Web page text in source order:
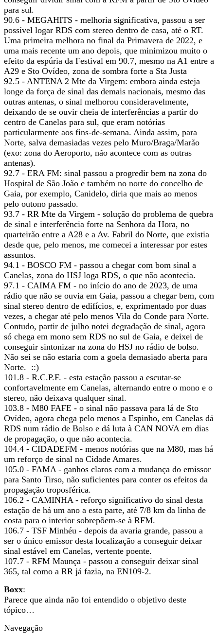
para sul.
90.6 - MEGAHITS - melhoria significativa, passou a ser
possível logar RDS com stereo dentro de casa, até o RT.
Uma primeira melhora no final da Primavera de 2022, e
uma mais recente um ano depois, que minimizou muito o
efeito da espúria da Festival em 90.7, mesmo na A1 entre a
A29 e Sto Ovídeo, zona de sombra forte a Sta Justa
92.5 - ANTENA 2 Mte da Virgem: embora ainda esteja
longe da força de sinal das demais nacionais, mesmo das
outras antenas, o sinal melhorou consideravelmente,
deixando de se ouvir cheia de interferências a partir do
centro de Canelas para sul, que eram notórias
particularmente aos fins-de-semana. Ainda assim, para
Norte, salva demasiadas vezes pelo Muro/Braga/Marão
(exo: zona do Aeroporto, não acontece com as outras
antenas).
92.7 - ERA FM: sinal passou a progredir bem na zona do
Hospital de São João e também no norte do concelho de
Gaia, por exemplo, Canidelo, diria que mais ao menos
pelo outono passado.
93.7 - RR Mte da Virgem - solução do problema de quebra
de sinal e interferência forte na Senhora da Hora, no
quarteirão entre a A28 e a Av. Fabril do Norte, que existia
desde que, pelo menos, me comecei a interessar por estes
assuntos.
94.1 - BOSCO FM - passou a chegar com bom sinal a
Canelas, zona do HSJ loga RDS, o que não acontecia.
97.1 - CAIMA FM - no início do ano de 2023, de uma
rádio que não se ouvia em Gaia, passou a chegar bem, com
sinal stereo dentro de edifícios, e, exprimentado por duas
vezes, a chegar até pelo menos Vila do Conde para Norte.
Contudo, partir de julho notei degradação de sinal, agora
só chega em mono sem RDS no sul de Gaia, e deixei de
conseguir sintonizar na zona do HSJ no rádio de bolso.
Não sei se não estaria com a goela demasiado aberta para
Norte. ::)
101.8 - R.C.P.F. - esta estação passou a escutar-se
confortavelmente em Canelas, alternando entre o mono e o
stereo, não deixava qualquer sinal.
103.8 - M80 FAFE - o sinal não passava para lá de Sto
Ovídeo, agora chega pelo menos a Espinho, em Canelas dá
RDS num rádio de Bolso e dá luta à CAN NOVA em dias
de propagação, o que não acontecia.
104.4 - CIDADEFM - menos notórias que na M80, mas há
um reforço de sinal na Cidade Amares.
105.0 - FAMA - ganhos claros com a mudança do emissor
para Santo Tirso, não suficientes para conter os efeitos da
propagação troposférica.
106.2 - CAMINHA - reforço significativo do sinal desta
estação de há um ano a esta parte, até 7/8 km da linha de
costa para o interior sobrepõem-se à RFM.
106.7 - TSF Minhéu - depois da avaria grande, passou a
ser o único emissor desta localização a conseguir deixar
sinal estável em Canelas, vertente poente.
107.7 - RFM Maunça - passou a conseguir deixar sinal
365, tal como a RR já fazia, na EN109-2.
Boxx:
Parece que ainda não foi entendido o objetivo deste
tópico…
Navegação